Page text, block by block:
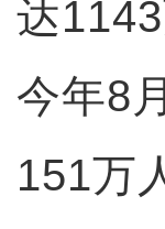
达
今年8
151万